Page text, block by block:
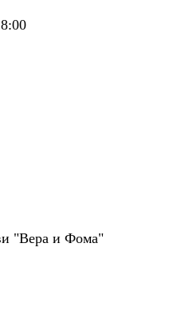
"Вера и Фома"